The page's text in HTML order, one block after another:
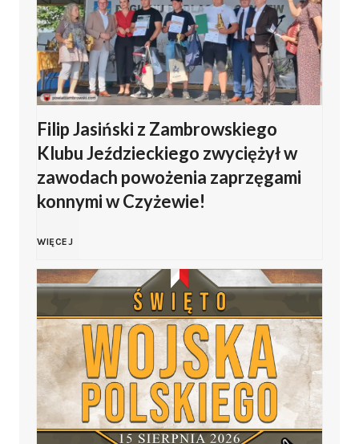
ę
t
o
W
j
k
a
P
Filip Jasiński z Zambrowskiego
Klubu Jeździeckiego zwyciężył w
zawodach powożenia zaprzęgami
konnymi w Czyżewie!
WIĘCEJF
i
l
p